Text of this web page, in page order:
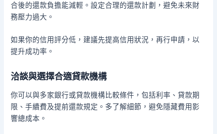
合後的還款負擔能減輕。設定合理的還款計劃，避免未來財
務壓力過大。
如果你的信用評分低，建議先提高信用狀況，再行申請，以
提升成功率。
洽談與選擇合適貸款機構
你可以與多家銀行或貸款機構比較條件，包括利率、貸款期
限、手續費及提前還款規定。多了解細節，避免隱藏費用影
響總成本。